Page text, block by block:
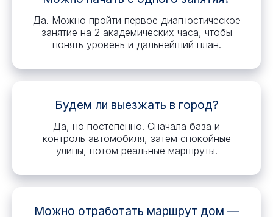
Да. Можно пройти первое диагностическое
занятие на 2 академических часа, чтобы
понять уровень и дальнейший план.
Будем ли выезжать в город?
Да, но постепенно. Сначала база и
контроль автомобиля, затем спокойные
улицы, потом реальные маршруты.
Можно отработать маршрут дом —